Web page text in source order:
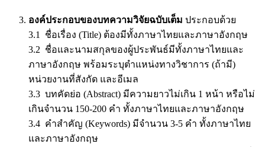
องค์ประกอบของบทความวิจัยฉบับเต็ม ประกอบด้วย
3.1 ชื่อเรื่อง (Title) ต้องมีทั้งภาษาไทยและภาษาอังกฤษ
3.2 ชื่อและนามสกุลของผู้ประพันธ์มีทั้งภาษาไทยและ
ภาษาอังกฤษ พร้อมระบุตำแหน่งทางวิชาการ (ถ้ามี)
หน่วยงานที่สังกัด และอีเมล
3.3 บทคัดย่อ (Abstract) มีความยาวไม่เกิน 1 หน้า หรือไม่
เกินจำนวน 150-200 คำ ทั้งภาษาไทยและภาษาอังกฤษ
3.4 คำสำคัญ (Keywords) มีจำนวน 3-5 คำ ทั้งภาษาไทย
และภาษาอังกฤษ